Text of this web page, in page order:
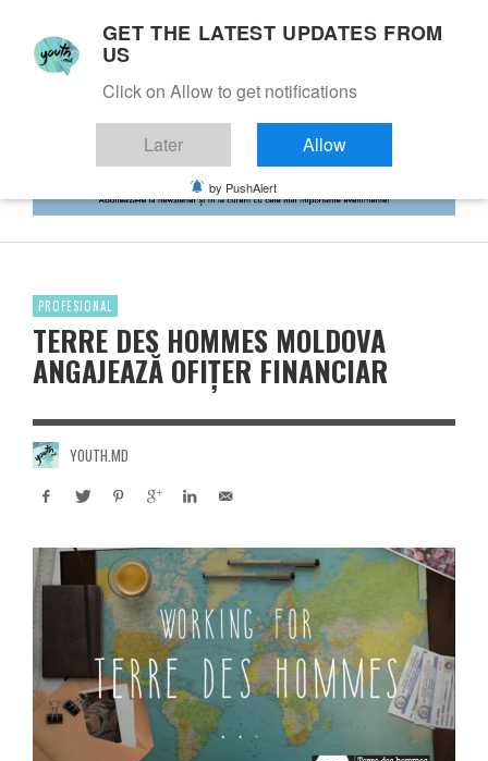
PROFESIONAL
TERRE DES HOMMES MOLDOVA
ANGAJEAZĂ OFIȚER FINANCIAR
YOUTH.MD
GET THE LATEST UPDATES FROM
US
Click on Allow to get notifications
Later Allow
by PushAlert